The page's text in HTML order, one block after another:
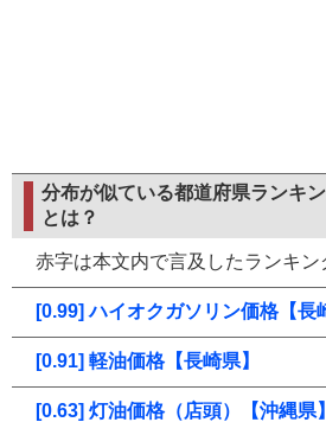
分布が似ている都道府県ランキ
とは？
赤字は本文内で言及したランキン
[0.99] ハイオクガソリン価格【長
[0.91] 軽油価格【長崎県】
[0.63] 灯油価格（店頭）【沖縄県】